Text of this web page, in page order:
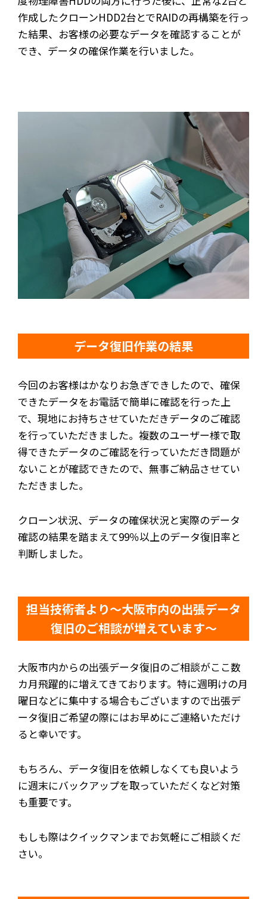
作成したクローンHDD2台とでRAIDの再構築を行っ
た結果、お客様の必要なデータを確認することが
でき、データの確保作業を行いました。
データ復旧作業の結果
今回のお客様はかなりお急ぎできしたので、確保
できたデータをお電話で簡単に確認を行った上
で、現地にお持ちさせていただきデータのご確認
を行っていただきました。複数のユーザー様で取
得できたデータのご確認を行っていただき問題が
ないことが確認できたので、無事ご納品させてい
ただきました。
クローン状況、データの確保状況と実際のデータ
確認の結果を踏まえて99％以上のデータ復旧率と
判断しました。
担当技術者より～大阪市内の出張データ
復旧のご相談が増えています～
大阪市内からの出張データ復旧のご相談がここ数
カ月飛躍的に増えてきております。特に週明けの月
曜日などに集中する場合もございますので出張デ
ータ復旧ご希望の際にはお早めにご連絡いただけ
ると幸いです。
もちろん、データ復旧を依頼しなくても良いよう
に週末にバックアップを取っていただくなど対策
も重要です。
もしも際はクイックマンまでお気軽にご相談くだ
さい。